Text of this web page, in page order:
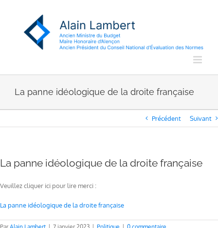
La panne idéologique de la droite française
Précédent Suivant
La panne idéologique de la droite française
Veuillez cliquer ici pour lire merci :
La panne idéologique de la droite française